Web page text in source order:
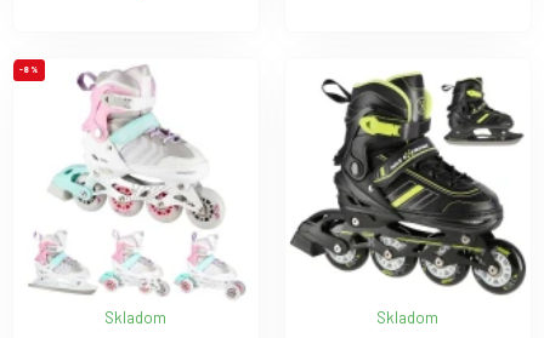
-8 %
Skladom Skladom